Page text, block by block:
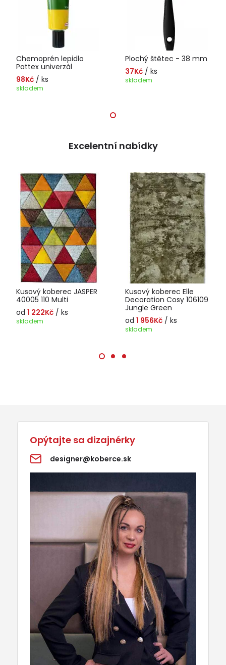
Chemoprén lepidlo
Pattex univerzál
98Kč / ks
skladem
Plochý štětec - 38 mm
37Kč / ks
skladem
Excelentní nabídky
Kusový koberec JASPER
40005 110 Multi
od 1 222Kč / ks
skladem
Kusový koberec Elle
Decoration Cosy 106109
Jungle Green
od 1 956Kč / ks
skladem
Opýtajte sa dizajnérky
designer@koberce.sk